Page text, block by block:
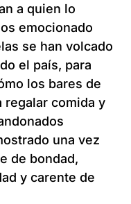
a quien lo
emocionado
se han volcado
el país, para
los bares de
regalar comida y
una vez
de bondad,
y carente de